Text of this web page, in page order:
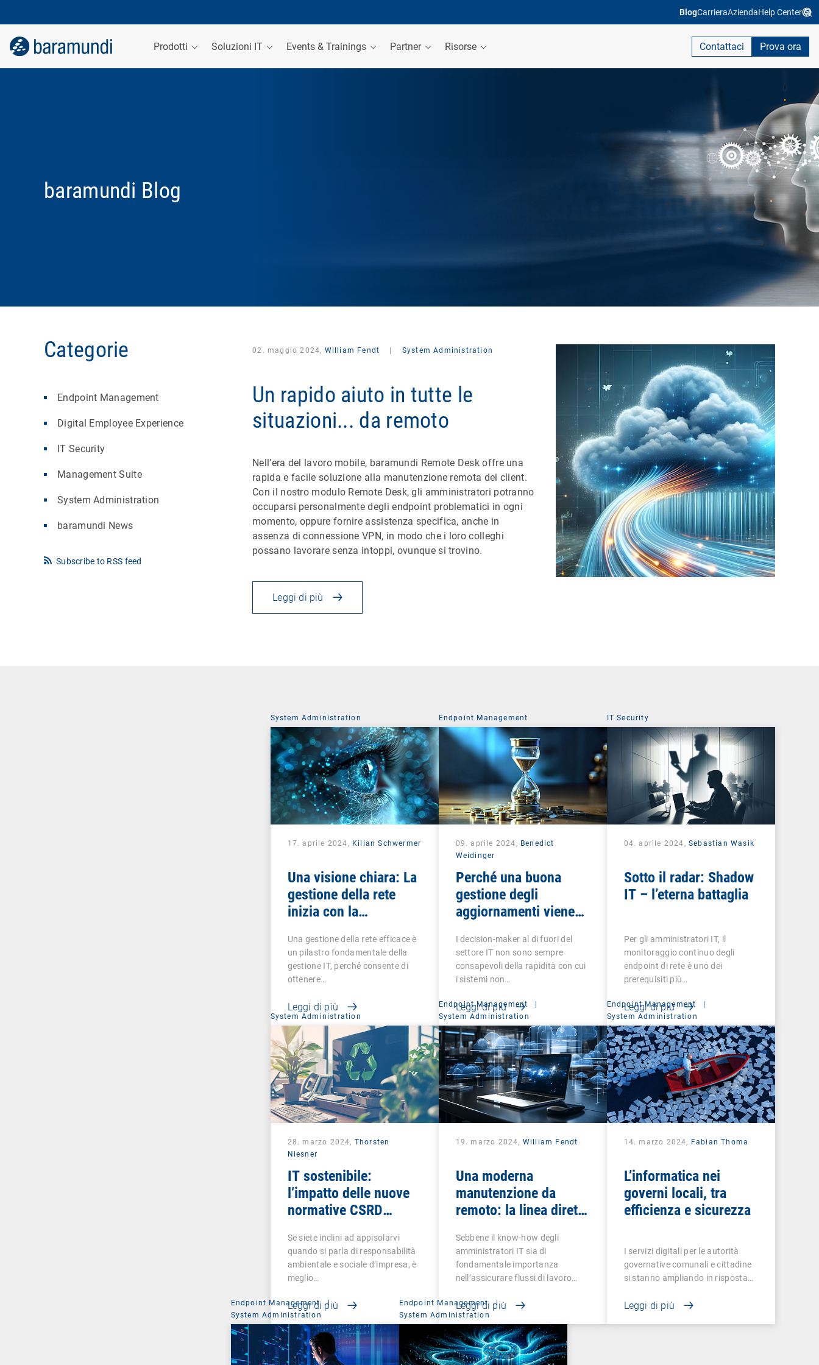
BlogCarrieraAziendaHelp Center
Prodotti Soluzioni IT Events & Trainings Partner Risorse Contattaci Prova ora
baramundi Blog
Categorie
Endpoint Management
Digital Employee Experience
IT Security
Management Suite
System Administration
baramundi News
Subscribe to RSS feed
02. maggio 2024, William Fendt System Administration
Un rapido aiuto in tutte le
situazioni... da remoto
Nell’era del lavoro mobile, baramundi Remote Desk offre una
rapida e facile soluzione alla manutenzione remota dei client.
Con il nostro modulo Remote Desk, gli amministratori potranno
occuparsi personalmente degli endpoint problematici in ogni
momento, oppure fornire assistenza specifica, anche in
assenza di connessione VPN, in modo che i loro colleghi
possano lavorare senza intoppi, ovunque si trovino.
Leggi di più
System Administration
17. aprile 2024, Kilian Schwermer
Una visione chiara: La
gestione della rete
inizia con la
Una gestione della rete efficace è
un pilastro fondamentale della
gestione IT, perché consente di
ottenere…
Leggi di più
Endpoint Management
09. aprile 2024, Benedict
Weidinger
Perché una buona
gestione degli
aggiornamenti viene
I decision-maker al di fuori del
settore IT non sono sempre
consapevoli della rapidità con cui
i sistemi non…
Leggi di più
IT Security
04. aprile 2024, Sebastian Wasik
Sotto il radar: Shadow
IT – l’eterna battaglia
Per gli amministratori IT, il
monitoraggio continuo degli
endpoint di rete è uno dei
prerequisiti più…
Leggi di più
System Administration
28. marzo 2024, Thorsten
Niesner
IT sostenibile:
l’impatto delle nuove
normative CSRD
Se siete inclini ad appisolarvi
quando si parla di responsabilità
ambientale e sociale d’impresa, è
meglio…
Leggi di più
Endpoint Management
|
System Administration
19. marzo 2024, William Fendt
Una moderna
manutenzione da
remoto: la linea diretta
l’assistenza IT
Sebbene il know-how degli
amministratori IT sia di
fondamentale importanza
nell’assicurare flussi di lavoro…
Leggi di più
Endpoint Management
|
System Administration
14. marzo 2024, Fabian Thoma
L’informatica nei
governi locali, tra
efficienza e sicurezza
I servizi digitali per le autorità
governative comunali e cittadine
si stanno ampliando in risposta…
Leggi di più
Endpoint Management
|
System Administration
Endpoint Management
|
System Administration